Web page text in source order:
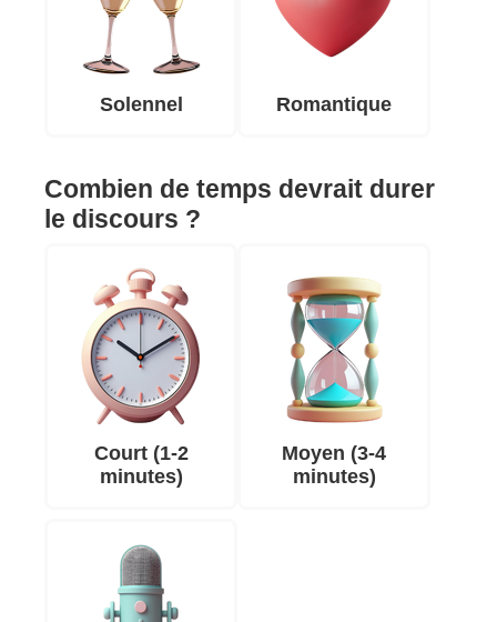
Solennel Romantique
Combien de temps devrait durer
le discours ?
Court (1-2
minutes)
Moyen (3-4
minutes)